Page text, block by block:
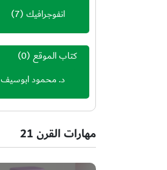
انفوجرافيك(7)
كتاب الموقع (0)
د. محمود ابوسيف
مهارات القرن 21